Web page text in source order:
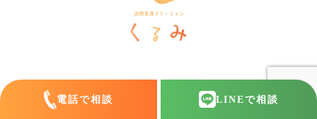
電話で相談 LINEで相談
〒546-0031
大阪府大阪市東住吉区田辺5-1-37
ラ・ヴィーア米田607号室